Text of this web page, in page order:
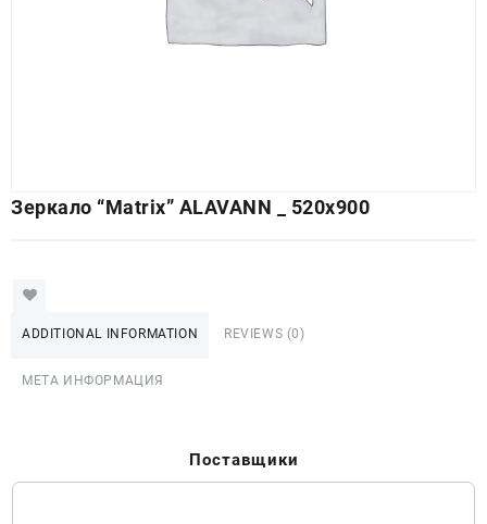
Зеркало “Matrix” ALAVANN _ 520х900
ADDITIONAL INFORMATION REVIEWS (0)
МЕТА ИНФОРМАЦИЯ
Поставщики